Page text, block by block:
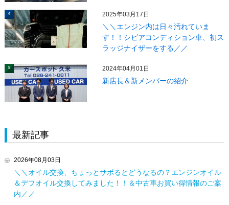
4 2025年03月17日
＼＼エンジン内は日々汚れていま
す！！シビアコンディション車、初ス
ラッジナイザーをする／／
5 2024年04月01日
新店長＆新メンバーの紹介
最新記事
2026年08月03日
＼＼オイル交換、ちょっとサボるとどうなるの？エンジンオイル
＆デフオイル交換してみました！！＆中古車お買い得情報のご案
内／／